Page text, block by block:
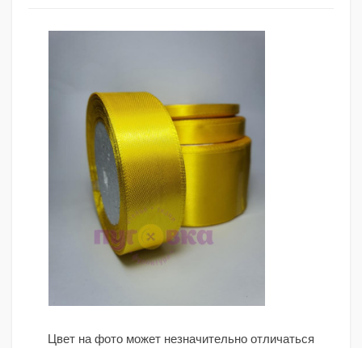
Цвет на фото может незначительно отличаться